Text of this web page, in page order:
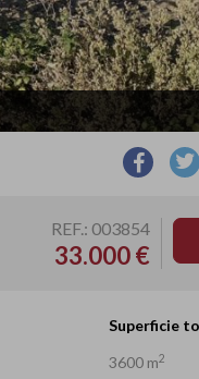
REF.: 003854
33.000 €
Superficie
3600 m2